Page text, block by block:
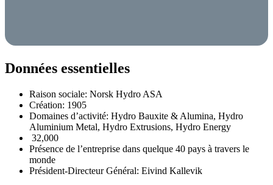
Données essentielles
Raison sociale: Norsk Hydro ASA
Création: 1905
Domaines d’activité: Hydro Bauxite & Alumina, Hydro
Aluminium Metal, Hydro Extrusions, Hydro Energy
32,000
Présence de l’entreprise dans quelque 40 pays à travers le
monde
Président-Directeur Général: Eivind Kallevik